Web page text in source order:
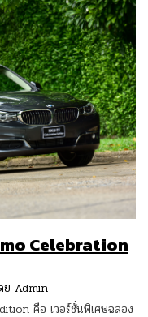
Celebration
ย Admin
คือ เวอร์ชั่นพิเศษฉลอง